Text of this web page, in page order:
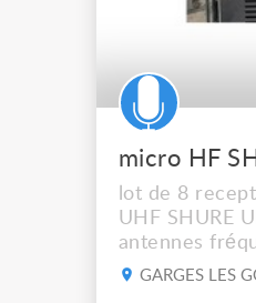
avec capsule
lot de 8
UHF SHURE
antennes
L3E (638/698
GARGES LES